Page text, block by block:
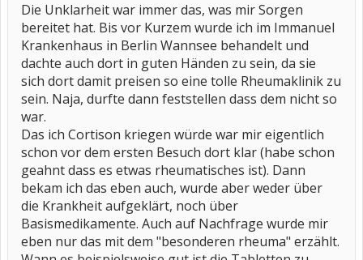
Die Unklarheit war immer das, was mir Sorgen
bereitet hat. Bis vor Kurzem wurde ich im Immanuel
Krankenhaus in Berlin Wannsee behandelt und
dachte auch dort in guten Händen zu sein, da sie
sich dort damit preisen so eine tolle Rheumaklinik zu
sein. Naja, durfte dann feststellen dass dem nicht so
war.
Das ich Cortison kriegen würde war mir eigentlich
schon vor dem ersten Besuch dort klar (habe schon
geahnt dass es etwas rheumatisches ist). Dann
bekam ich das eben auch, wurde aber weder über
die Krankheit aufgeklärt, noch über
Basismedikamente. Auch auf Nachfrage wurde mir
eben nur das mit dem "besonderen rheuma" erzählt.